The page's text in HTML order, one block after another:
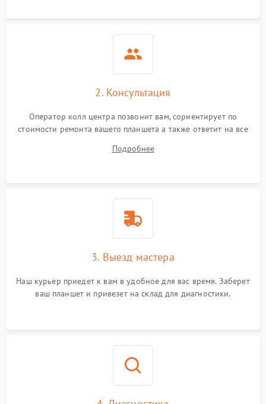
2. Консультация
Оператор колл центра позвонит вам, сориентирует по
стоимости ремонта вашего планшета а также ответит на все
Подробнее
3. Выезд мастера
Наш курьер приедет к вам в удобное для вас время. Заберет
ваш планшет и привезет на склад для диагностики.